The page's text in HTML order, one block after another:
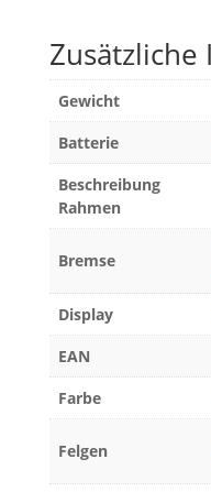
Gewicht
Batterie
Beschreibung
Rahmen
Bremse
Display
EAN
Farbe
Felgen